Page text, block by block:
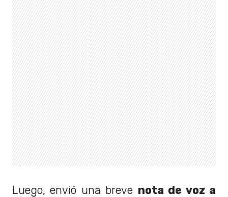
Luego, envió una breve nota de voz a